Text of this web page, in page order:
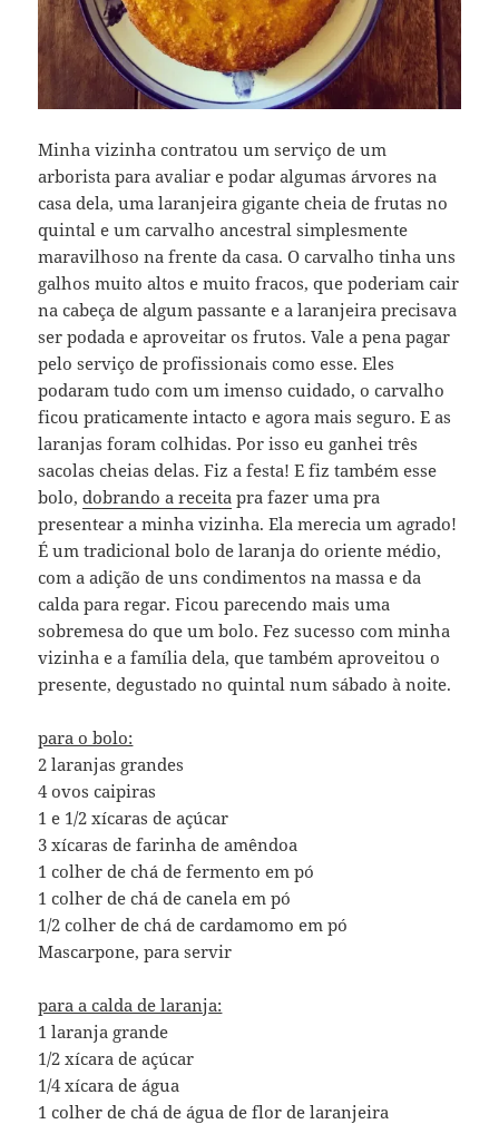
Minha vizinha contratou um serviço de um
arborista para avaliar e podar algumas árvores na
casa dela, uma laranjeira gigante cheia de frutas no
quintal e um carvalho ancestral simplesmente
maravilhoso na frente da casa. O carvalho tinha uns
galhos muito altos e muito fracos, que poderiam cair
na cabeça de algum passante e a laranjeira precisava
ser podada e aproveitar os frutos. Vale a pena pagar
pelo serviço de profissionais como esse. Eles
podaram tudo com um imenso cuidado, o carvalho
ficou praticamente intacto e agora mais seguro. E as
laranjas foram colhidas. Por isso eu ganhei três
sacolas cheias delas. Fiz a festa! E fiz também esse
bolo,dobrando a receita pra fazer uma pra
presentear a minha vizinha. Ela merecia um agrado!
É um tradicional bolo de laranja do oriente médio,
com a adição de uns condimentos na massa e da
calda para regar. Ficou parecendo mais uma
sobremesa do que um bolo. Fez sucesso com minha
vizinha e a família dela, que também aproveitou o
presente, degustado no quintal num sábado à noite.
para o bolo:
2 laranjas grandes
4 ovos caipiras
1 e 1/2 xícaras de açúcar
3 xícaras de farinha de amêndoa
1 colher de chá de fermento em pó
1 colher de chá de canela em pó
1/2 colher de chá de cardamomo em pó
Mascarpone, para servir
para a calda de laranja:
1 laranja grande
1/2 xícara de açúcar
1/4 xícara de água
1 colher de chá de água de flor de laranjeira